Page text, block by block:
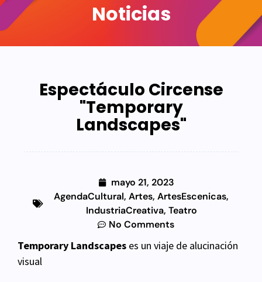
Noticias
Espectáculo Circense
"Temporary
Landscapes"
mayo 21, 2023
AgendaCultural, Artes, ArtesEscenicas,
IndustriaCreativa, Teatro
No Comments
Temporary Landscapes es un viaje de alucinación
visual